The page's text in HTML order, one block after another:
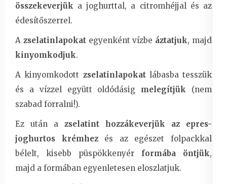
összekeverjük a joghurttal, a citromhéjjal és az
édesítőszerrel.
A zselatinlapokategyenként vízbe áztatjuk, majd
kinyomkodjuk.
A kinyomkodott zselatinlapokatlábasba tesszük
és a vízzel együtt oldódásig melegítjük (nem
szabad forralni!).
Ez után a zselatint hozzákeverjük az epres-
joghurtos krémhezés az egészet folpackkal
bélelt, kisebb püspökkenyér formába öntjük,
majd a formában egyenletesen eloszlatjuk.